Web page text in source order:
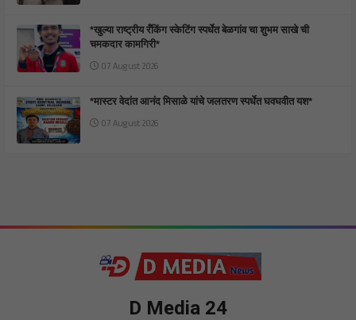
*खुल्या राष्ट्रीय रँकिंग स्केटिंग स्पर्धेत बेळगांव चा शुभम साखे ची
चमकदार कामगिरी*
07 August 2026
*मास्टर वेदांत आनंद मिसाळे यांचे जलतरण स्पर्धेत घवघवीत यश*
07 August 2026
D Media 24